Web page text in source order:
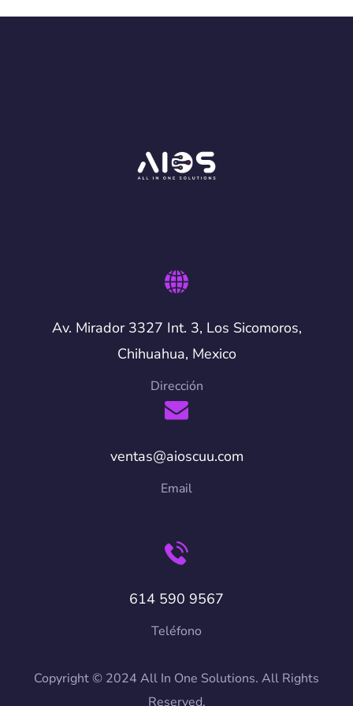
Av. Mirador 3327 Int. 3, Los Sicomoros,
Chihuahua, Mexico
Dirección
ventas@aioscuu.com
Email
614 590 9567
Teléfono
Copyright © 2024 All In One Solutions. All Rights
Reserved.